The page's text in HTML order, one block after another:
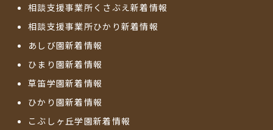
相談支援事業所くさぶえ新着情報
相談支援事業所ひかり新着情報
あしび園新着情報
ひまり園新着情報
草笛学園新着情報
ひかり園新着情報
こぶしヶ丘学園新着情報